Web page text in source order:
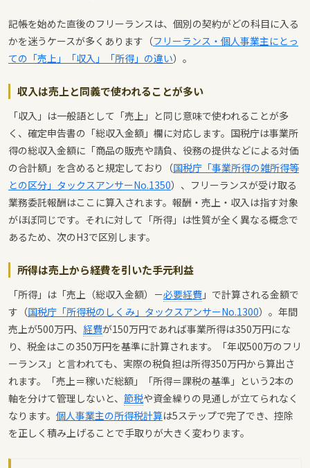
記帳を始めた直後のフリーランスは、個別の契約がどの科目に入る
かを迷うケースが多くあります（フリーランス・個人事業主にとっ
ての「売上」「収入」「所得」の違い）。
収入は売上と同義で使われることが多い
「収入」は一般語として「売上」と同じ意味で使われることが多
く、確定申告書の「総収入金額」欄に対応します。国税庁は事業所
得の総収入金額に「商品の販売や請負、役務の提供などによる対価
の合計額」を含めると規定しており（国税庁「事業所得の雑所得等
との区分」タックスアンサーNo.1350）、フリーランスが受け取る
業務委託報酬はここに算入されます。報酬・売上・収入は指す対象
がほぼ同じです。それに対して「所得」は性質が全く異なる概念で
あるため、次のH3で区別します。
所得は売上から経費を引いた手元利益
「所得」は「売上（総収入金額）－必要経費 」で計算される金額で
す（国税庁「所得税のしくみ」タックスアンサーNo.1300）。年間
売上が500万円、 経費が150万円であれば事業所得は350万円にな
り、税金はこの350万円を基準に計算されます。「年収500万のフリ
ーランス」と言われても、実際の税負担は所得350万円から算出さ
れます。「売上＝稼いだ総額」「所得＝課税の基準」という2本の
軸を分けて管理しないと、 節税や資金繰りの見通しが立てられなく
なります。 個人事業主の所得税計算は5ステップで完了でき、控除
を正しく積み上げることで手取りが大きく変わります。